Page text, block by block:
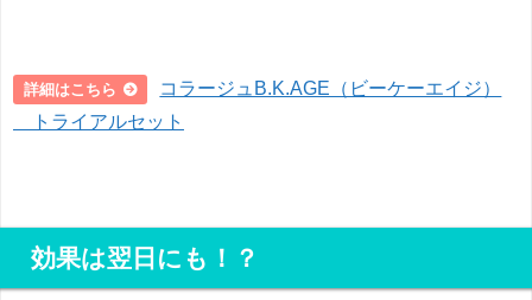
詳細はこちら
コラージュB.K.AGE（ビーケーエイジ）
トライアルセット
効果は翌日にも！？